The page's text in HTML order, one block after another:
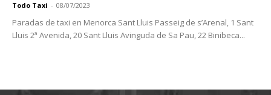
Todo Taxi - 08/07/2023
Paradas de taxi en Menorca Sant Lluis Passeig de s’Arenal, 1 Sant
Lluis 2ª Avenida, 20 Sant Lluis Avinguda de Sa Pau, 22 Binibeca...